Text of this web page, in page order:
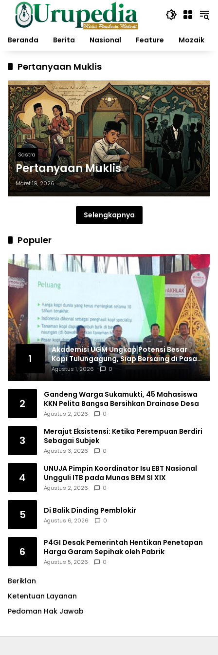
Langsung
konten
Beranda
Berita Nasional Feature Mozaik
Pertanyaan Muklis
Sastra
Pertanyaan Muklis
Maret 19, 2026
Selengkapnya
Populer
1
Akademisi UGM Ungkap Potensi Besar
Kopi Tulungagung, Siap Bersaing di Pasar
Nasional hingga Dunia
Agustus 1, 2026 0
2
Gandeng Warga Sukamukti, 45 Mahasiswa
KKN Pelita Bangsa Bersihkan Drainase Desa
Agustus 2, 2026 0
3
Merajut Eksistensi: Ketika Perempuan Berdiri
Sebagai Subjek
Agustus 3, 2026 0
4
UNUJA Pimpin Koordinator Isu EBT Nasional
Ungguli ITB pada Munas BEM SI XIX
Agustus 2, 2026 0
5 Di Balik Dinding Pemblokir
Agustus 6, 2026 0
6
P4GI Desak Pemerintah Hentikan Penetapan
Harga Garam Sepihak oleh Pabrik
Agustus 5, 2026 0
Beriklan
Ketentuan Layanan
Pedoman Hak Jawab